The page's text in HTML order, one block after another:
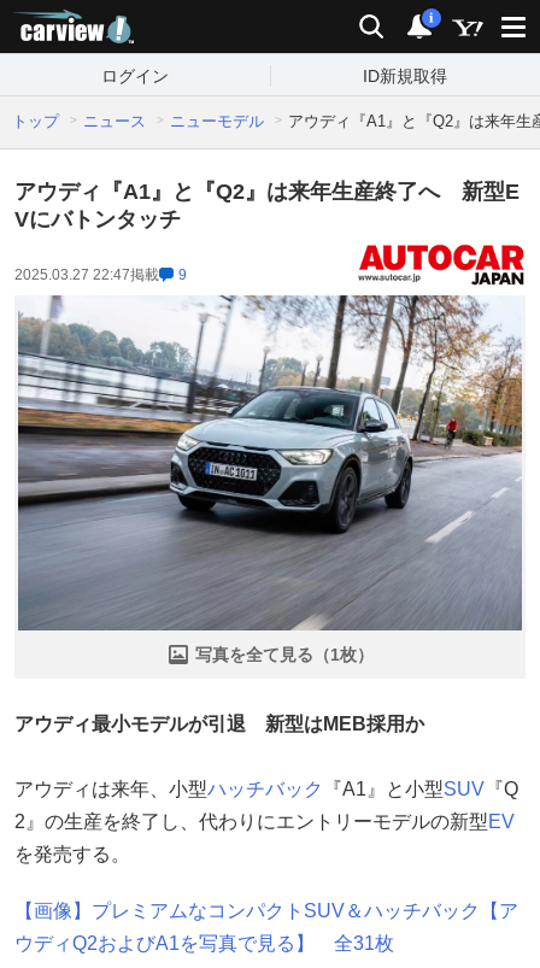
検索 通知
i
ログイン ID新規取得
トップ ニュース ニューモデル アウディ『A1』と『Q2』は来年
アウディ『A1』と『Q2』は来年生産終了へ 新型E
Vにバトンタッチ
2025.03.27 22:47掲載 9
写真を全て見る（1枚）
アウディ最小モデルが引退 新型はMEB採用か
アウディは来年、小型ハッチバック 『A1』と小型SUV 『Q
2』の生産を終了し、代わりにエントリーモデルの新型EV
を発売する。
【画像】プレミアムなコンパクトSUV＆ハッチバック【ア
ウディQ2およびA1を写真で見る】 全31枚